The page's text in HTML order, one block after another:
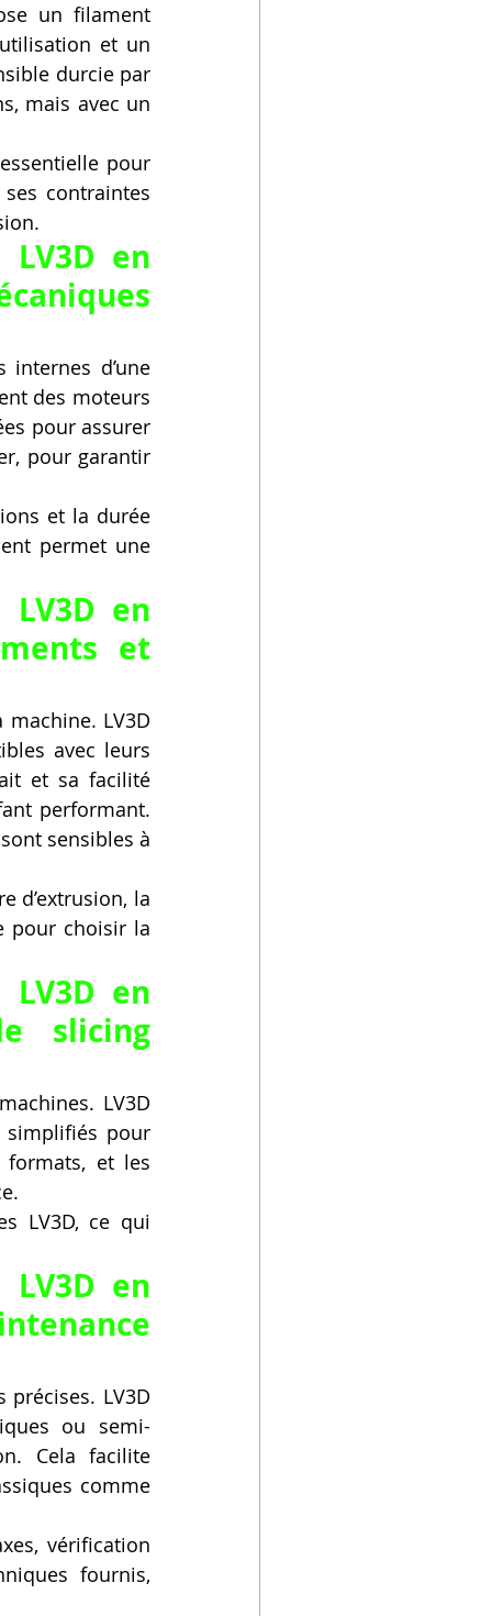
un filament
et un
durcie par
mais avec un
pour
contraintes
en
d’une
des moteurs
pour assurer
pour garantir
et la durée
permet une
en
et
LV3D
avec leurs
et sa facilité
performant.
sensibles à
d’extrusion, la
pour choisir la
en
slicing
LV3D
simplifiés pour
formats, et les
LV3D, ce qui
en
LV3D
ou semi-
Cela facilite
comme
vérification
fournis,